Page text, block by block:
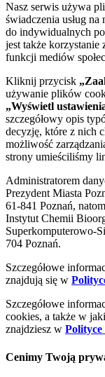
Nasz serwis używa
świadczenia usług
do indywidualnych
jest także korzystanie
funkcji mediów
Kliknij przycisk
używanie plików
„Wyświetl
szczegółowy opis
decyzję, które z nich
możliwość
strony umieściliśmy
Administratorem
Prezydent Miasta
61-841 Poznań,
Instytut Chemii
Superkomputerowo-
704 Poznań.
Szczegółowe
znajdują się w
Szczegółowe
cookies, a także w
znajdziesz w Polityce
Cenimy Twoją